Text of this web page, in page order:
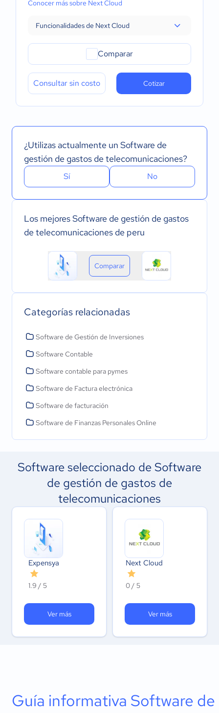
Conocer más sobre Next Cloud
Funcionalidades de Next Cloud
Comparar
Consultar sin costo Cotizar
¿Utilizas actualmente un Software de
gestión de gastos de telecomunicaciones?
Sí No
Los mejores Software de gestión de gastos
de telecomunicaciones de peru
Comparar
Categorías relacionadas
Software de Gestión de Inversiones
Software Contable
Software contable para pymes
Software de Factura electrónica
Software de facturación
Software de Finanzas Personales Online
Software seleccionado de Software
de gestión de gastos de
telecomunicaciones
Expensya
1.9 / 5
Ver más
Next Cloud
0 / 5
Ver más
Guía informativa Software de